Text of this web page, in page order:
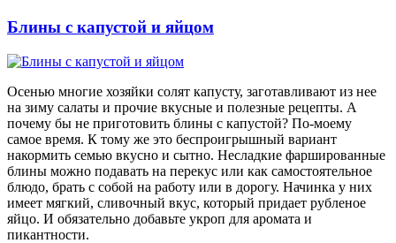
Блины с капустой и яйцом
Осенью многие хозяйки солят капусту, заготавливают из нее
на зиму салаты и прочие вкусные и полезные рецепты. А
почему бы не приготовить блины с капустой? По-моему
самое время. К тому же это беспроигрышный вариант
накормить семью вкусно и сытно. Несладкие фаршированные
блины можно подавать на перекус или как самостоятельное
блюдо, брать с собой на работу или в дорогу. Начинка у них
имеет мягкий, сливочный вкус, который придает рубленое
яйцо. И обязательно добавьте укроп для аромата и
пикантности.